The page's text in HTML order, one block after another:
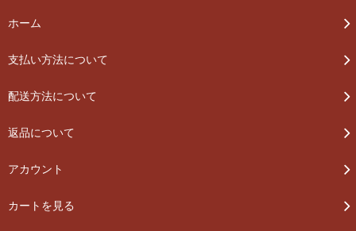
ホーム
支払い方法について
配送方法について
返品について
アカウント
カートを見る